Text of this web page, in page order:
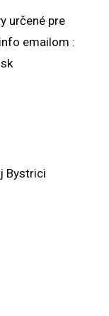
určené pre
emailom :
Bystrici